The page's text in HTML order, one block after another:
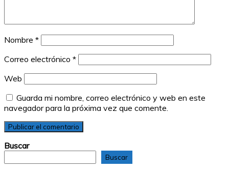
Nombre *
Correo electrónico *
Web
Guarda mi nombre, correo electrónico y web en este
navegador para la próxima vez que comente.
Buscar
Buscar